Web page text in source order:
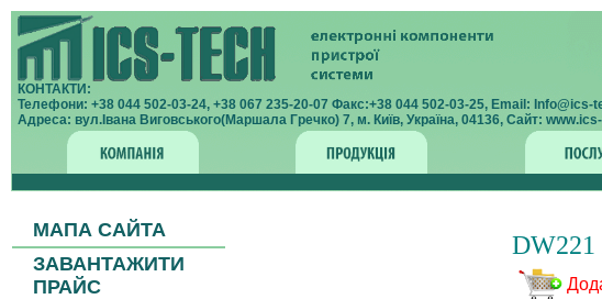
КОНТАКТИ:
Телефони: +38 044 502-03-24, +38 067 235-20-07 Факс:+38 044 502-03-25, Email: Info@ics-
Адреса: вул.Івана Виговського(Маршала Гречко) 7, м. Київ, Україна, 04136, Сайт:
МАПА САЙТА
ЗАВАНТАЖИТИ
ПРАЙС